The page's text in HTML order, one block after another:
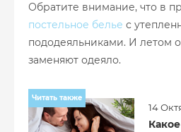
Обратите внимание, что в
постельное белье с
пододеяльниками. И летом
заменяют одеяло.
Читать также
14